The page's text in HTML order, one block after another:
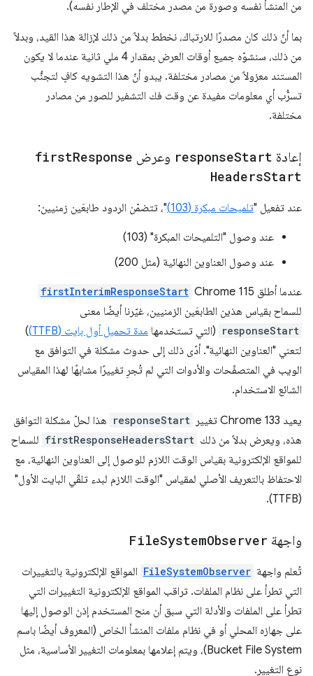
من المنشأ نفسه وصورة من مصدر مختلف في الإطار نفسه).
بما أنّ ذلك كان مصدرًا للارتباك، نخطط بدلاً من ذلك لإزالة هذا القيد، وبدلاً
من ذلك، سنشوّه جميع أوقات العرض بمقدار 4 ملي ثانية عندما لا يكون
المستند معزولاً من مصادر مختلفة. يبدو أنّ هذا التشويه كافٍ لتجنُّب
تسرُّب أي معلومات مفيدة عن وقت فك التشفير للصور من مصادر
مختلفة.
إعادة responseStart وعرض firstResponse
HeadersStart
عند تفعيل "تلميحات مبكرة (103) "، تتضمّن الردود طابعَين زمنيين:
عند وصول "التلميحات المبكرة" (103)
عند وصول العناوين النهائية (مثل 200)
عندما أطلق Chrome 115 firstInterimResponseStart
للسماح بقياس هذين الطابعَين الزمنيين، غيّرنا أيضًا معنى
responseStart (التي تستخدمها مدة تحميل أول بايت (TTFB)
)
لتعني "العناوين النهائية". أدّى ذلك إلى حدوث مشكلة في التوافق مع
الويب في المتصفّحات والأدوات التي لم تُجرِ تغييرًا مشابهًا لهذا المقياس
الشائع الاستخدام.
يعيد Chrome 133 تغيير responseStart هذا لحلّ مشكلة التوافق
هذه، ويعرض بدلاً من ذلك firstResponseHeadersStart للسماح
للمواقع الإلكترونية بقياس الوقت اللازم للوصول إلى العناوين النهائية، مع
الاحتفاظ بالتعريف الأصلي لمقياس "الوقت اللازم لبدء تلقّي البايت الأول"
(TTFB).
واجهة FileSystemObserver
تُعلم واجهة FileSystemObserver المواقع الإلكترونية بالتغييرات
التي تطرأ على نظام الملفات. تراقب المواقع الإلكترونية التغييرات التي
تطرأ على الملفات والأدلة التي سبق أن منح المستخدم إذن الوصول إليها
على جهازه المحلي أو في نظام ملفات المنشأ الخاص (المعروف أيضًا باسم
Bucket File System)، ويتم إعلامها بمعلومات التغيير الأساسية، مثل
نوع التغيير.